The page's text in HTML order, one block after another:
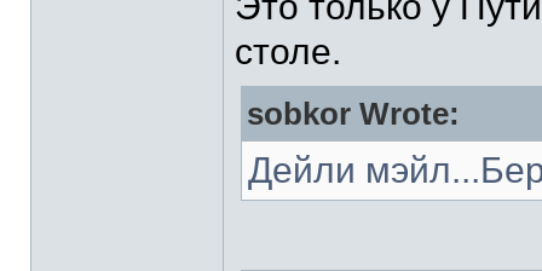
столе.
sobkor Wrote:
Дейли